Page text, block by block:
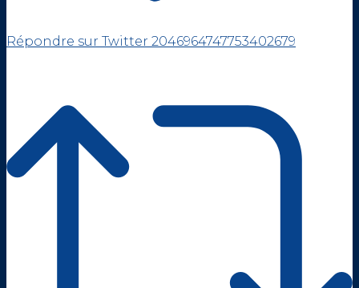
Répondre sur Twitter 2046964747753402679